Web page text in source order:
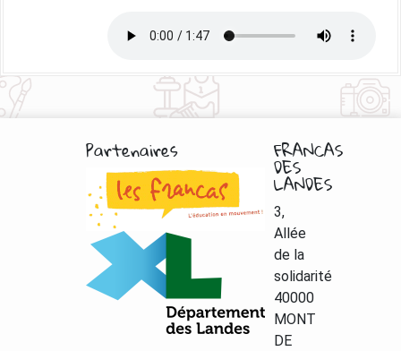
Partenaires FRANCAS
DES
LANDES
3,
Allée
de la
solidarité
40000
MONT
DE